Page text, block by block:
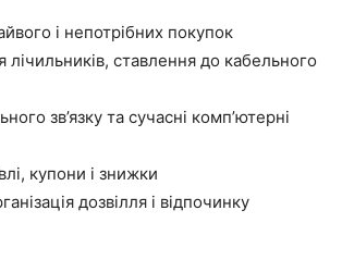
і непотрібних покупок
лічильників, ставлення до кабельного
зв’язку та сучасні комп’ютерні
купони і знижки
дозвілля і відпочинку